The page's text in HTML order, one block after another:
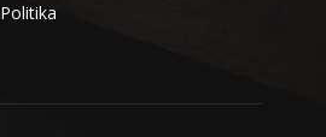
Politika